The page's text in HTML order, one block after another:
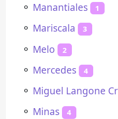
⚬ Manantiales 1
⚬ Mariscala 3
⚬ Melo 2
⚬ Mercedes 4
⚬ Miguel Langone
⚬ Minas 4